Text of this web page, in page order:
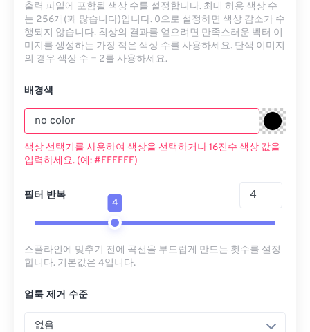
출력 파일에 포함될 색상 수를 설정합니다. 최대 허용 색상 수
는 256개(꽤 많습니다)입니다. 0으로 설정하면 색상 감소가 수
행되지 않습니다. 최상의 결과를 얻으려면 만족스러운 벡터 이
미지를 생성하는 가장 적은 색상 수를 사용하세요. 단색 이미지
의 경우 색상 수 = 2를 사용하세요.
배경색
색상 선택기를 사용하여 색상을 선택하거나 16진수 색상 값을
입력하세요. (예: #FFFFFF)
필터 반복
4
스플라인에 맞추기 전에 곡선을 부드럽게 만드는 횟수를 설정
합니다. 기본값은 4입니다.
얼룩 제거 수준
없음